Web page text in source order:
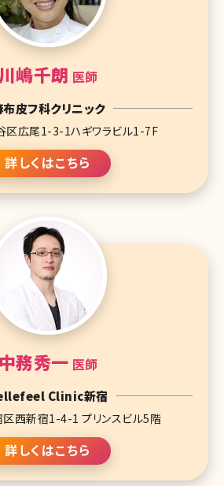
川嶋千朗 医師
布皮フ科クリニック
区広尾1-3-1ハギワラビル1-7F
詳しくはこちら
中務秀一 医師
Clinic新宿
西新宿1-4-1 プリンスビル5階
詳しくはこちら